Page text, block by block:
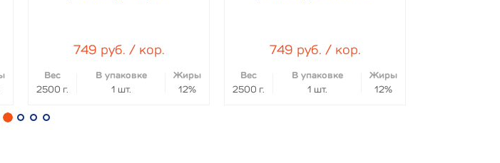
749 руб. / кор.
Вес
2500 г.
В упаковке
1 шт.
Жиры
12%
749 руб. / кор.
Вес
2500 г.
В упаковке
1 шт.
Жиры
12%